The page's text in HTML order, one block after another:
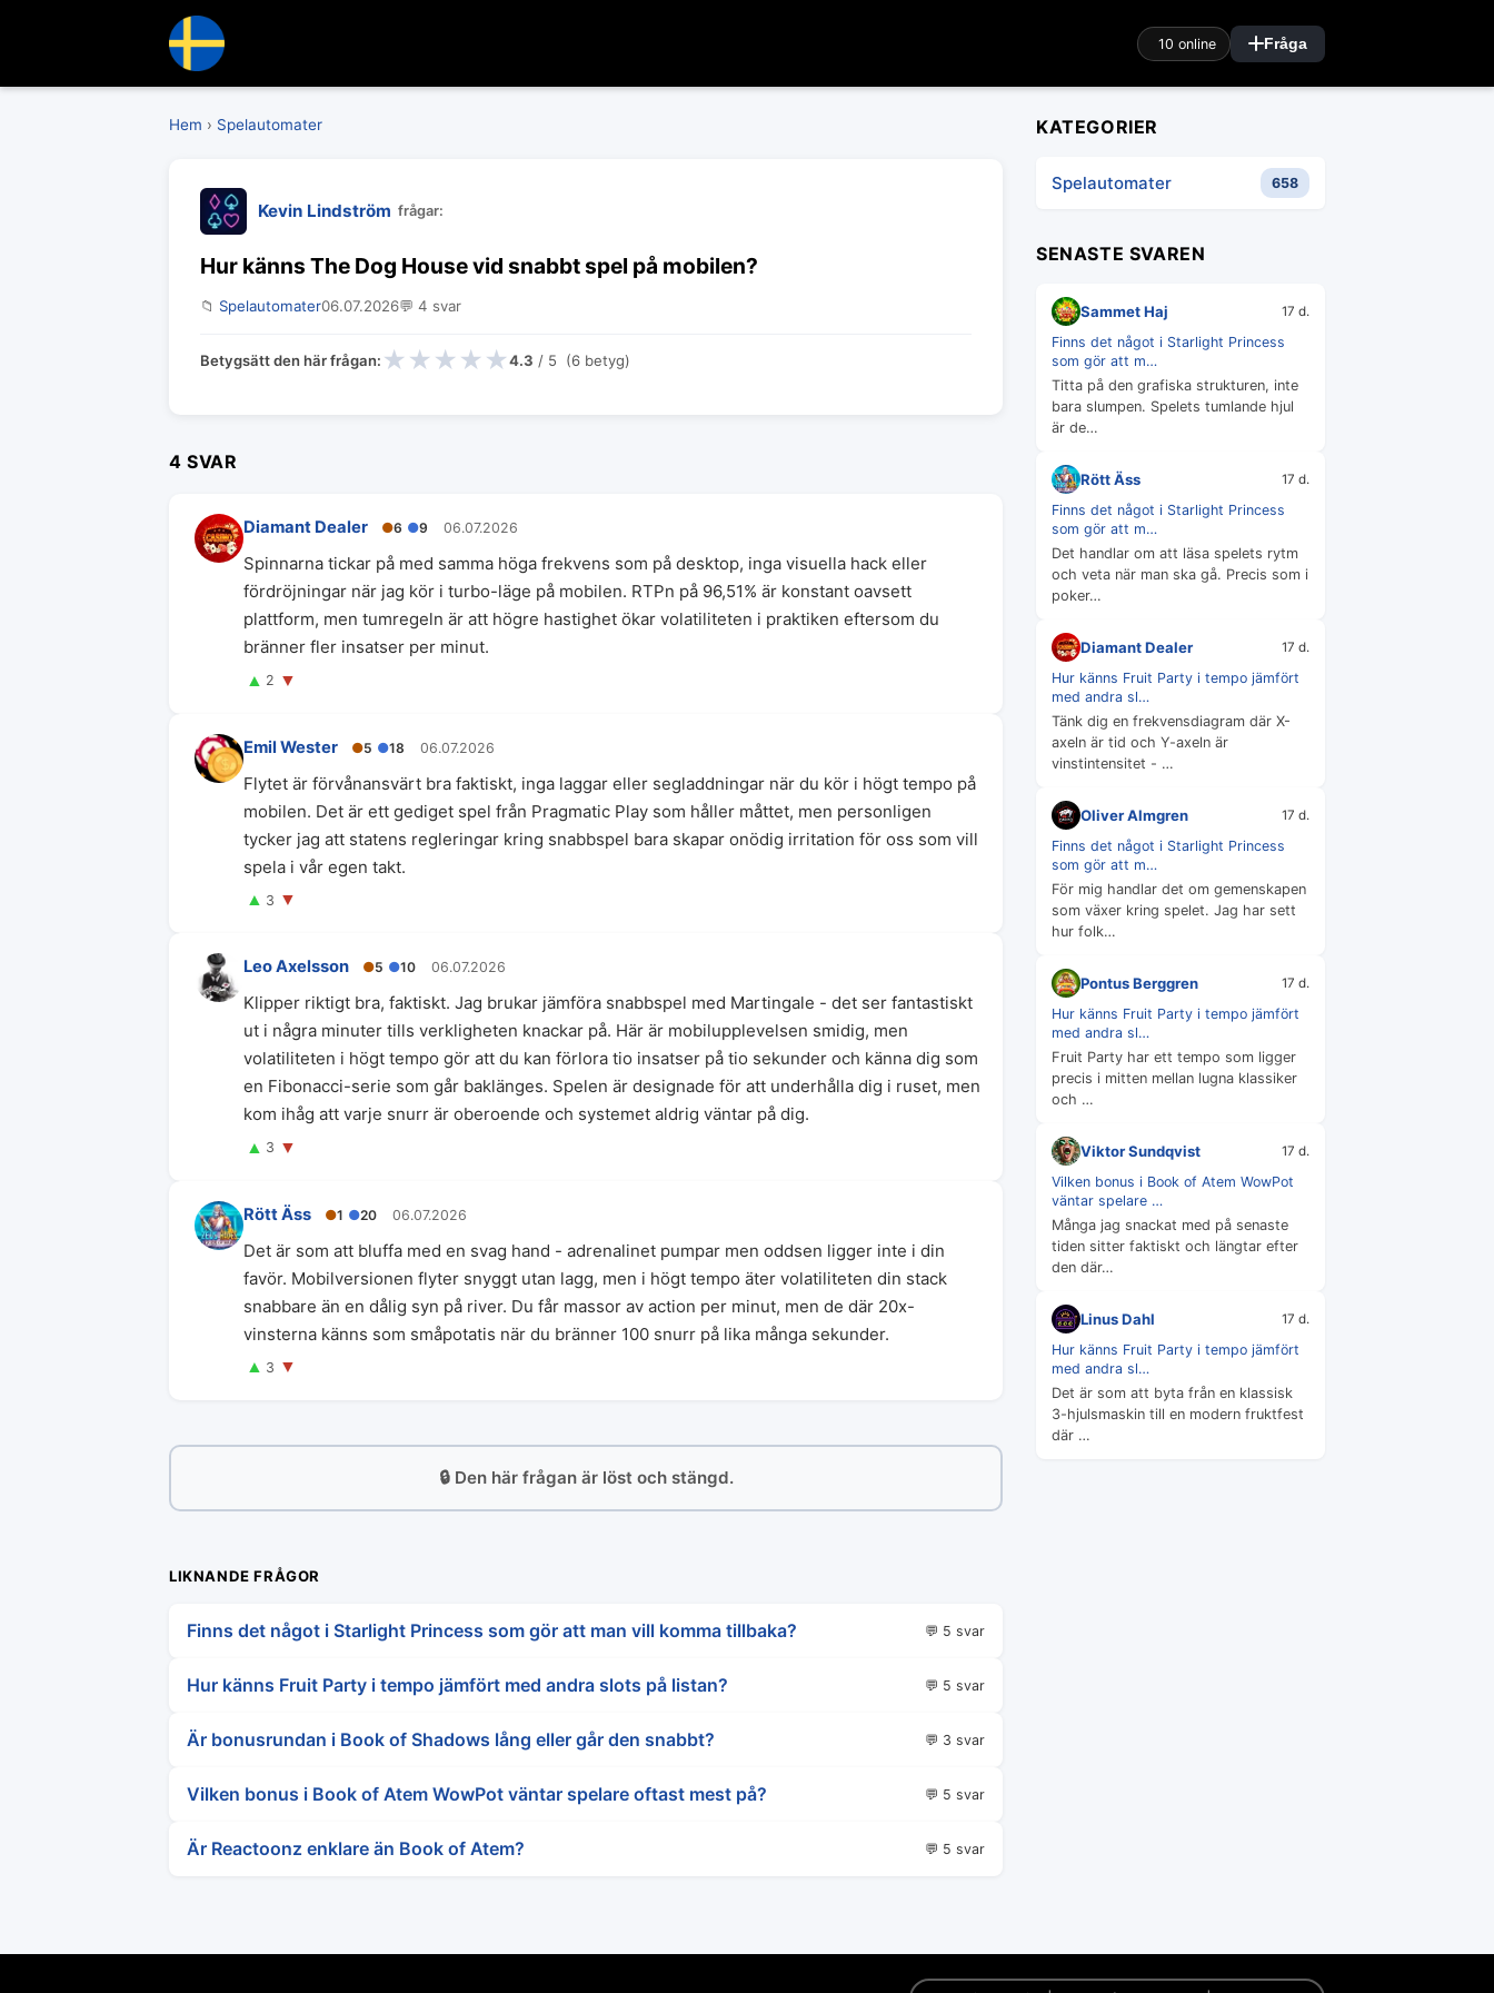
10 online Fråga
Hem › Spelautomater
Kevin Lindström frågar:
Hur känns The Dog House vid snabbt spel på mobilen?
📁 Spelautomater06.07.2026💬 4 svar
Betygsätt den här frågan: ★ ★ ★ ★ ★4.3 / 5 (6 betyg)
4 SVAR
Diamant Dealer ●6 ●9 06.07.2026
Spinnarna tickar på med samma höga frekvens som på desktop, inga visuella hack eller
fördröjningar när jag kör i turbo-läge på mobilen. RTPn på 96,51% är konstant oavsett
plattform, men tumregeln är att högre hastighet ökar volatiliteten i praktiken eftersom du
bränner fler insatser per minut.
▲ 2 ▼
Emil Wester ●5 ●18 06.07.2026
Flytet är förvånansvärt bra faktiskt, inga laggar eller segladdningar när du kör i högt tempo på
mobilen. Det är ett gediget spel från Pragmatic Play som håller måttet, men personligen
tycker jag att statens regleringar kring snabbspel bara skapar onödig irritation för oss som vill
spela i vår egen takt.
▲ 3 ▼
Leo Axelsson ●5 ●10 06.07.2026
Klipper riktigt bra, faktiskt. Jag brukar jämföra snabbspel med Martingale - det ser fantastiskt
ut i några minuter tills verkligheten knackar på. Här är mobilupplevelsen smidig, men
volatiliteten i högt tempo gör att du kan förlora tio insatser på tio sekunder och känna dig som
en Fibonacci-serie som går baklänges. Spelen är designade för att underhålla dig i ruset, men
kom ihåg att varje snurr är oberoende och systemet aldrig väntar på dig.
▲ 3 ▼
Rött Äss ●1 ●20 06.07.2026
Det är som att bluffa med en svag hand - adrenalinet pumpar men oddsen ligger inte i din
favör. Mobilversionen flyter snyggt utan lagg, men i högt tempo äter volatiliteten din stack
snabbare än en dålig syn på river. Du får massor av action per minut, men de där 20x-
vinsterna känns som småpotatis när du bränner 100 snurr på lika många sekunder.
▲ 3 ▼
🔒 Den här frågan är löst och stängd.
LIKNANDE FRÅGOR
Finns det något i Starlight Princess som gör att man vill komma tillbaka? 💬 5 svar
Hur känns Fruit Party i tempo jämfört med andra slots på listan? 💬 5 svar
Är bonusrundan i Book of Shadows lång eller går den snabbt? 💬 3 svar
Vilken bonus i Book of Atem WowPot väntar spelare oftast mest på? 💬 5 svar
Är Reactoonz enklare än Book of Atem? 💬 5 svar
KATEGORIER
Spelautomater 658
SENASTE SVAREN
Sammet Haj 17 d.
Finns det något i Starlight Princess
som gör att m…
Titta på den grafiska strukturen, inte
bara slumpen. Spelets tumlande hjul
är de…
Rött Äss 17 d.
Finns det något i Starlight Princess
som gör att m…
Det handlar om att läsa spelets rytm
och veta när man ska gå. Precis som i
poker…
Diamant Dealer 17 d.
Hur känns Fruit Party i tempo jämfört
med andra sl…
Tänk dig en frekvensdiagram där X-
axeln är tid och Y-axeln är
vinstintensitet - …
Oliver Almgren 17 d.
Finns det något i Starlight Princess
som gör att m…
För mig handlar det om gemenskapen
som växer kring spelet. Jag har sett
hur folk…
Pontus Berggren 17 d.
Hur känns Fruit Party i tempo jämfört
med andra sl…
Fruit Party har ett tempo som ligger
precis i mitten mellan lugna klassiker
och …
Viktor Sundqvist 17 d.
Vilken bonus i Book of Atem WowPot
väntar spelare …
Många jag snackat med på senaste
tiden sitter faktiskt och längtar efter
den där…
Linus Dahl 17 d.
Hur känns Fruit Party i tempo jämfört
med andra sl…
Det är som att byta från en klassisk
3-hjulsmaskin till en modern fruktfest
där …